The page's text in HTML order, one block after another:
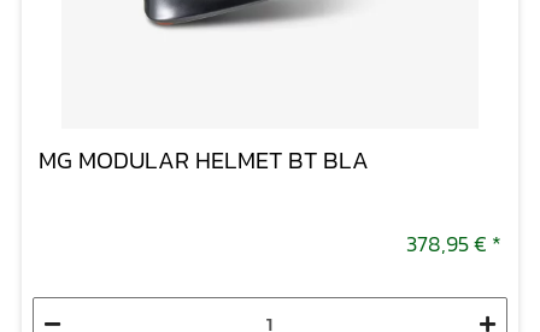
MG MODULAR HELMET BT BLA
378,95 € *